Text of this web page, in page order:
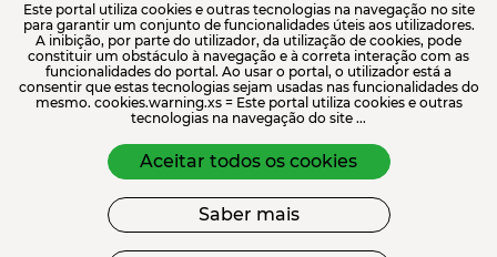
Este portal utiliza cookies e outras tecnologias na navegação no site
para garantir um conjunto de funcionalidades úteis aos utilizadores.
A inibição, por parte do utilizador, da utilização de cookies, pode
constituir um obstáculo à navegação e à correta interação com as
funcionalidades do portal. Ao usar o portal, o utilizador está a
consentir que estas tecnologias sejam usadas nas funcionalidades do
mesmo. cookies.warning.xs = Este portal utiliza cookies e outras
tecnologias na navegação do site ...
Aceitar todos os cookies
Saber mais